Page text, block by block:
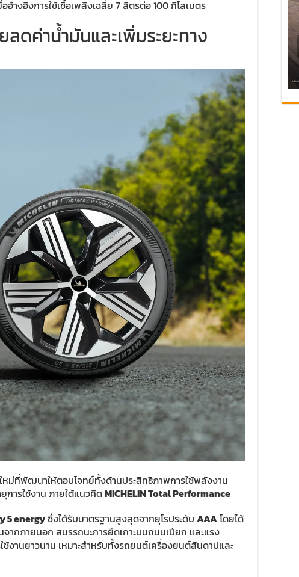
ออ้างอิงการใช้เชื้อเพลิงเฉลี่ย 7 ลิตรต่อ 100 กิโลเมตร
ดค่าน้ำมันและเพิ่มระยะทาง
ม่ที่พัฒนาให้ตอบโจทย์ทั้งด้านประสิทธิภาพการใช้พลังงาน
การใช้งาน ภายใต้แนวคิดMICHELIN Total Performance
5 energyซึ่งได้รับมาตรฐานสูงสุดจากยุโรประดับ AAAโดยได้
ากภายนอก สมรรถนะการยึดเกาะบนถนนเปียก และแรง
งานยาวนาน เหมาะสำหรับทั้งรถยนต์เครื่องยนต์สันดาปและ